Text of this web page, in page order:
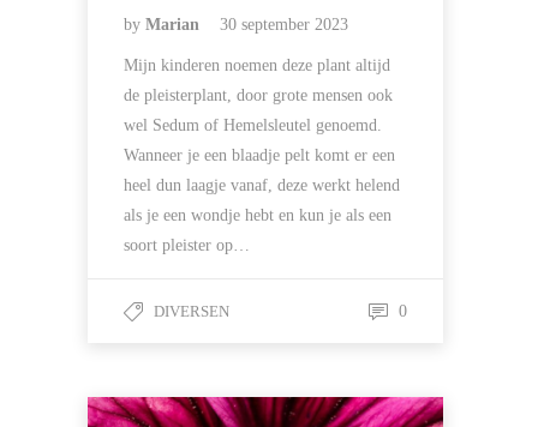
by Marian 30 september 2023
Mijn kinderen noemen deze plant altijd
de pleisterplant, door grote mensen ook
wel Sedum of Hemelsleutel genoemd.
Wanneer je een blaadje pelt komt er een
heel dun laagje vanaf, deze werkt helend
als je een wondje hebt en kun je als een
soort pleister op…
DIVERSEN 0